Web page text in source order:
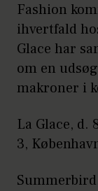
Fashion
ihvertfald
Glace har
om en
makroner i
La Glace, d.
3,